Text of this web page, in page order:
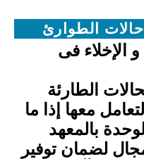
الطوارئ
فى
الطارئة
معها إذا ما
بالمعهد
لضمان توفير